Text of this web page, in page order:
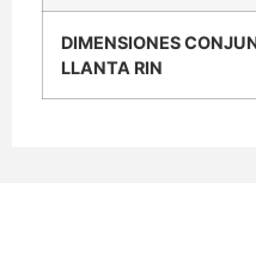
DIMENSIONES
LLANTA RIN